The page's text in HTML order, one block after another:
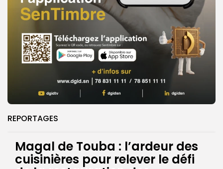
REPORTAGES
Magal de Touba : l’ardeur des
cuisinières pour relever le défi